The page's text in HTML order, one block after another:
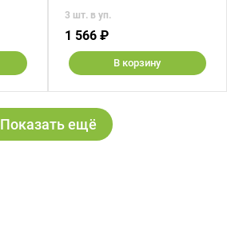
3 шт. в уп.
1 566 ₽
В корзину
Показать ещё